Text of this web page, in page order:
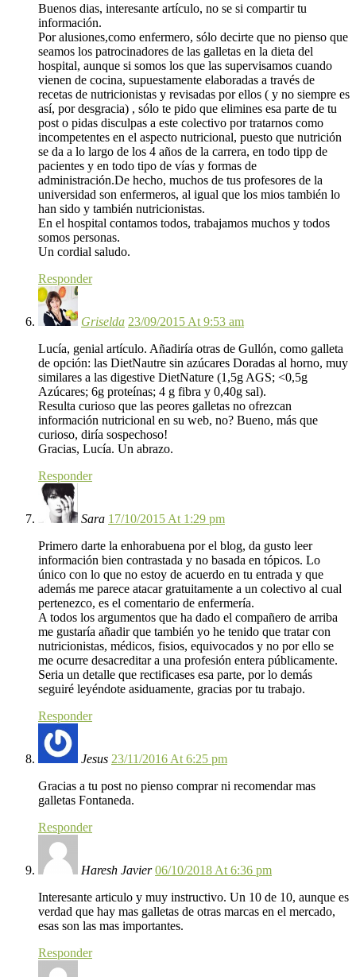
Buenos dias, interesante artículo, no se si compartir tu
información.
Por alusiones,como enfermero, sólo decirte que no pienso que
seamos los patrocinadores de las galletas en la dieta del
hospital, aunque si somos los que las supervisamos cuando
vienen de cocina, supuestamente elaboradas a través de
recetas de nutricionistas y revisadas por ellos ( y no siempre es
así, por desgracia) , sólo te pido que elimines esa parte de tu
post o pidas disculpas a este colectivo por tratarnos como
incompetentes en el aspecto nutricional, puesto que nutrición
se da a lo largo de los 4 años de la carrera, en todo tipp de
pacientes y en todo tipo de vías y formas de
administración.De hecho, muchos de tus profesores de la
universidad son enfermeros, al igual que los mios también lo
han sido y también nutricionistas.
En el hospital contamos todos, trabajamos muchos y todos
somos personas.
Un cordial saludo.
Responder
Griselda 23/09/2015 At 9:53 am
Lucía, genial artículo. Añadiría otras de Gullón, como galleta
de opción: las DietNautre sin azúcares Doradas al horno, muy
similares a las digestive DietNature (1,5g AGS; <0,5g
Azúcares; 6g proteínas; 4 g fibra y 0,40g sal).
Resulta curioso que las peores galletas no ofrezcan
información nutricional en su web, no? Bueno, más que
curioso, diría sospechoso!
Gracias, Lucía. Un abrazo.
Responder
Sara 17/10/2015 At 1:29 pm
Primero darte la enhorabuena por el blog, da gusto leer
información bien contrastada y no basada en tópicos. Lo
único con lo que no estoy de acuerdo en tu entrada y que
además me parece atacar gratuitamente a un colectivo al cual
pertenezco, es el comentario de enfermería.
A todos los argumentos que ha dado el compañero de arriba
me gustaría añadir que también yo he tenido que tratar con
nutricionistas, médicos, fisios, equivocados y no por ello se
me ocurre desacreditar a una profesión entera públicamente.
Seria un detalle que rectificases esa parte, por lo demás
seguiré leyéndote asiduamente, gracias por tu trabajo.
Responder
Jesus 23/11/2016 At 6:25 pm
Gracias a tu post no pienso comprar ni recomendar mas
galletas Fontaneda.
Responder
Haresh Javier 06/10/2018 At 6:36 pm
Interesante articulo y muy instructivo. Un 10 de 10, aunque es
verdad que hay mas galletas de otras marcas en el mercado,
esas son las mas importantes.
Responder